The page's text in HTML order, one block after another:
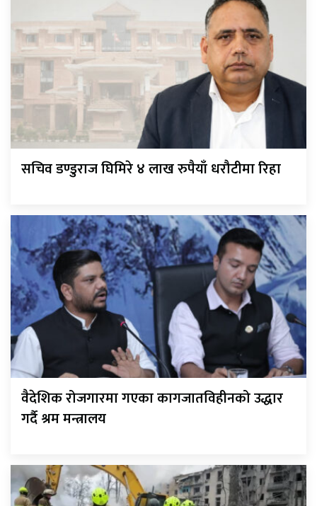
सचिव डण्डुराज घिमिरे ४ लाख रुपैयाँ धरौटीमा रिहा
वैदेशिक रोजगारमा गएका कागजातविहीनको उद्धार
गर्दै श्रम मन्त्रालय